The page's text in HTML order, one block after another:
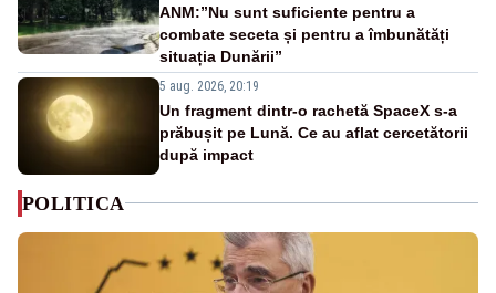
ANM:”Nu sunt suficiente pentru a
combate seceta și pentru a îmbunătăți
situația Dunării”
5 aug. 2026, 20:19
Un fragment dintr-o rachetă SpaceX s-a
prăbușit pe Lună. Ce au aflat cercetătorii
după impact
POLITICA